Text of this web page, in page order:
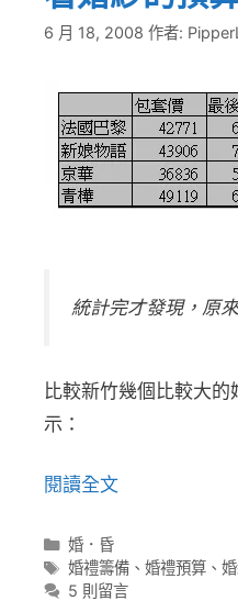
6 月 18, 2008 作者: PipperL
統計完才發現，原
比較新竹幾個比較大
示：
閱讀全文
分
類
婚．昏
標
籤
婚禮籌備、 婚禮預算、
5 則留言